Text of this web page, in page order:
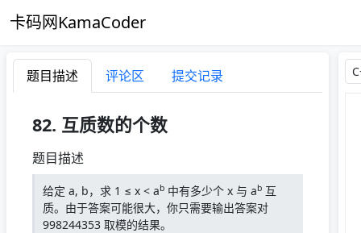
卡码网KamaCoder
题目描述 评论区 提交记录
82. 互质数的个数
题目描述
给定 a, b，求 1 ≤ x < ab 中有多少个 x 与 ab 互
质。由于答案可能很大，你只需要输出答案对
998244353 取模的结果。